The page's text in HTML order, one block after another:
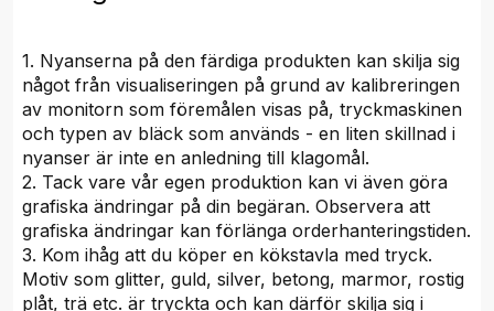
1. Nyanserna på den färdiga produkten kan skilja sig
något från visualiseringen på grund av kalibreringen
av monitorn som föremålen visas på, tryckmaskinen
och typen av bläck som används - en liten skillnad i
nyanser är inte en anledning till klagomål.
2. Tack vare vår egen produktion kan vi även göra
grafiska ändringar på din begäran. Observera att
grafiska ändringar kan förlänga orderhanteringstiden.
3. Kom ihåg att du köper en kökstavla med tryck.
Motiv som glitter, guld, silver, betong, marmor, rostig
plåt, trä etc. är tryckta och kan därför skilja sig i